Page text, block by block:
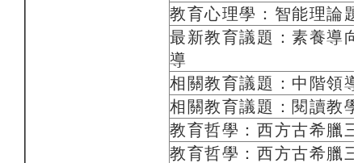
教育心理學：智能理論
最新教育議題：素養導
導
相關教育議題：中階領
相關教育議題：閱讀教學
教育哲學：西方古希臘
教育哲學：西方古希臘